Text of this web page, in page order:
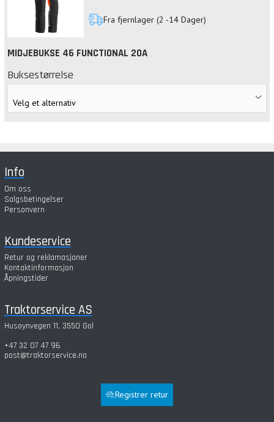
Fra fjernlager (2 -14 Dager)
MIDJEBUKSE 46 FUNCTIONAL 20A
Buksestørrelse
Info
Om oss
Salgsbetingelser
Personvern
Kundeservice
Retur og reklamasjoner
Kontaktinformasjon
Åpningstider
Traktorservice AS
Husøynvegen 11, 3550 Gol
+47 32 07 47 96
post@traktorservice.no
Registrer retur